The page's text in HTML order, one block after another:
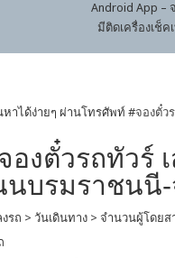
Android App –
มีติดเครื่องเช็ค
าได้ง่ายๆ ผ่านโทรศัพท์ #จองตั๋ว
งตั๋วรถทัวร์
นบรมราชนนี
รถ > วันเดินทาง > จำนวนผู้โดยส